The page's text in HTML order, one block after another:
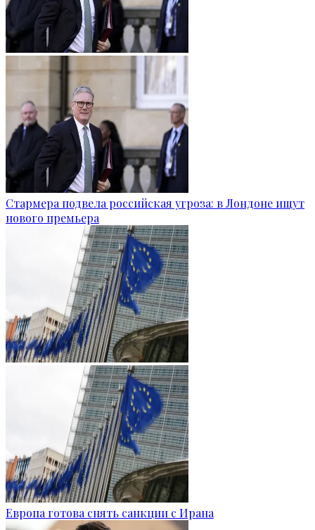
Стармера подвела российская угроза: в Лондоне ищут
нового премьера
Европа готова снять санкции с Ирана